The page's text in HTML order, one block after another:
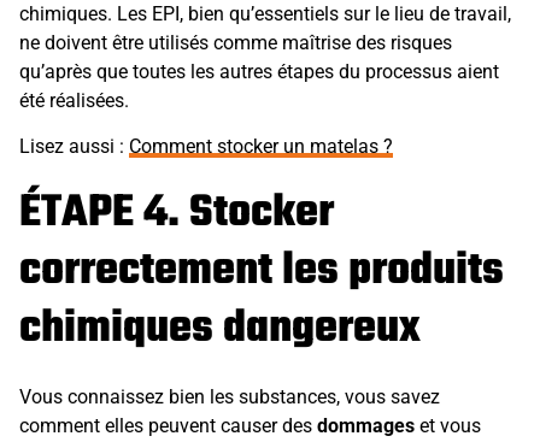
chimiques. Les EPI, bien qu’essentiels sur le lieu de travail,
ne doivent être utilisés comme maîtrise des risques
qu’après que toutes les autres étapes du processus aient
été réalisées.
Lisez aussi : Comment stocker un matelas ?
ÉTAPE 4. Stocker
correctement les produits
chimiques dangereux
Vous connaissez bien les substances, vous savez
comment elles peuvent causer des dommages et vous